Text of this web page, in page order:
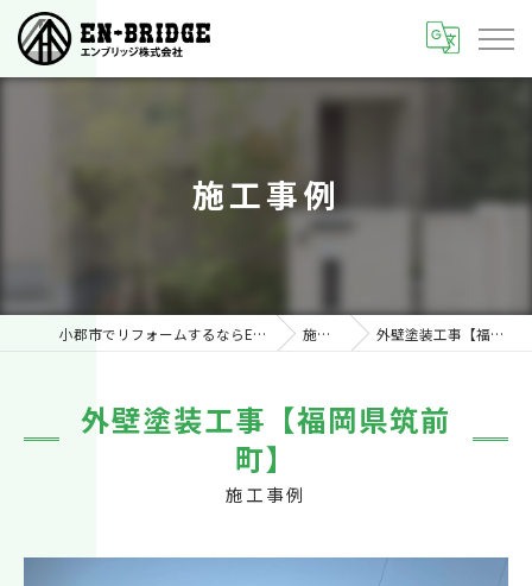
施工事例
小郡市でリフォームするならEN-BRIDGE株式会社 施工事例 外壁塗装工事【福岡県筑前町】
施工事例
外壁塗装工事【福岡県筑前
町】